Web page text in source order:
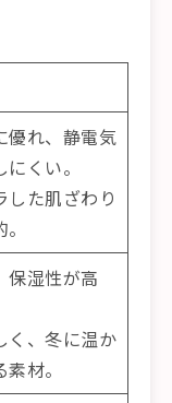
優れ、静電気
くい。
した肌ざわり
保湿性が高
く、冬に温か
材。